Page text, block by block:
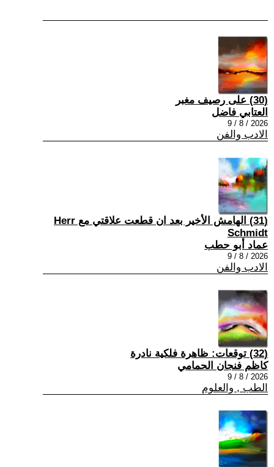
(30) على رصيف مغبر
العتابي فاضل
2026 / 8 / 9
الادب والفن
(31) الهامش الأخير بعد ان قطعت علاقتي مع Herr
Schmidt
عماد أبو حطب
2026 / 8 / 9
الادب والفن
(32) توقعات: ظاهرة فلكية نادرة
كاظم فنجان الحمامي
2026 / 8 / 9
الطب , والعلوم